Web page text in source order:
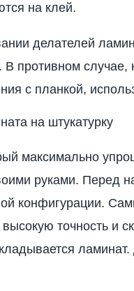
на клей.
делателей
В противном
с планкой,
на штукатурку
максимально
руками. Перед
конфигурации.
высокую точность и